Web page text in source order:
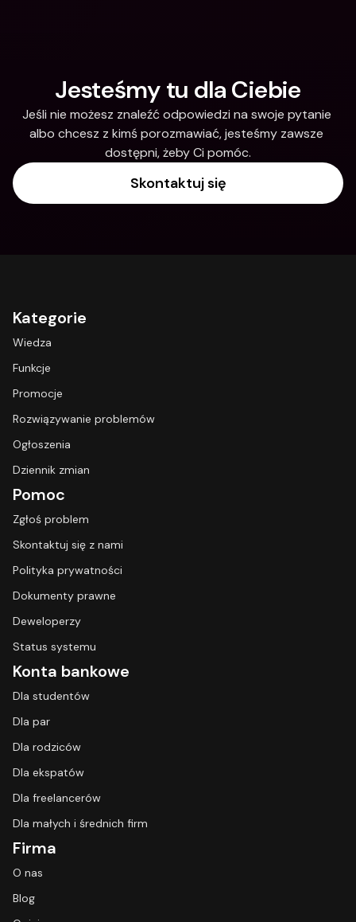
Jesteśmy tu dla Ciebie
Jeśli nie możesz znaleźć odpowiedzi na swoje pytanie
albo chcesz z kimś porozmawiać, jesteśmy zawsze
dostępni, żeby Ci pomóc.
Skontaktuj się
Kategorie
Wiedza
Funkcje
Promocje
Rozwiązywanie problemów
Ogłoszenia
Dziennik zmian
Pomoc
Zgłoś problem
Skontaktuj się z nami
Polityka prywatności
Dokumenty prawne
Deweloperzy
Status systemu
Konta bankowe
Dla studentów
Dla par
Dla rodziców
Dla ekspatów
Dla freelancerów
Dla małych i średnich firm
Firma
O nas
Blog